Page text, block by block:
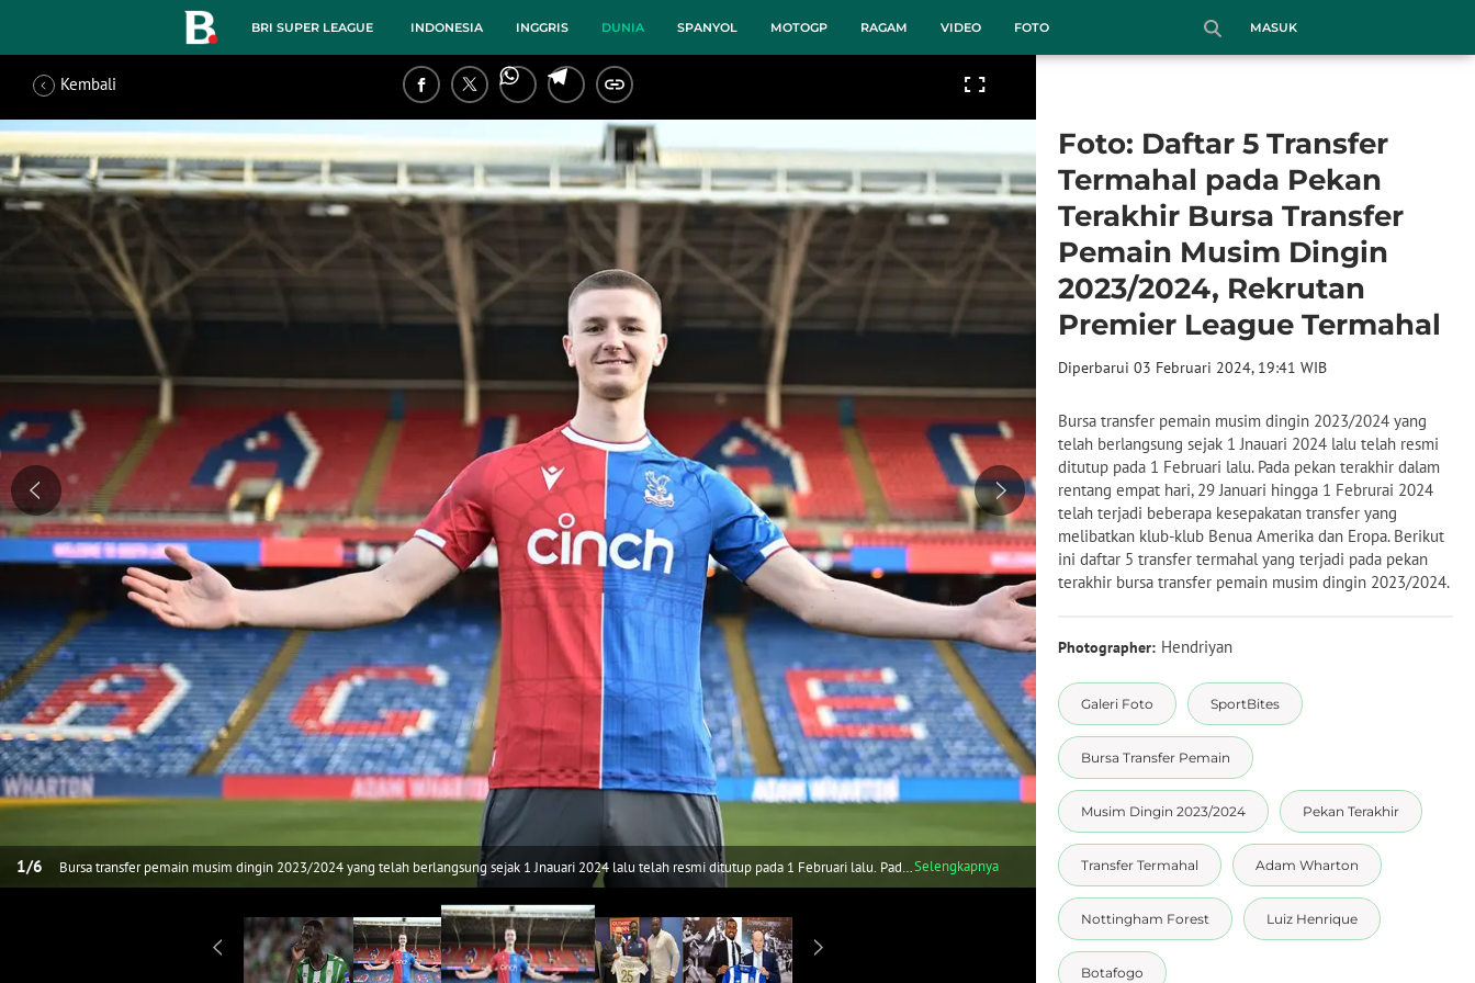
BRI SUPER LEAGUE INDONESIA INGGRIS DUNIA SPANYOL MOTOGP RAGAM VIDEO FOTO MASUK
1/6
Bursa transfer pemain musim dingin 2023/2024 yang telah berlangsung sejak 1 Jnauari 2024 lalu telah resmi ditutup pada 1 Februari lalu. Pada
pekan terakhir dalam rentang empat hari, 29 Januari hingga 1 Februrai 2024 telah terjadi beberapa kesepakatan transfer yang melibatkan klub-
klub Benua Amerika dan Eropa. Berikut ini daftar 5 transfer termahal yang terjadi pada pekan terakhir bursa transfer pemain musim dingin
Selengkapnya 1
Gelandang Belgia berusia 25 tahun, Orel Mangala
pada 1 Februari 2024 berstatus pinjaman selama setengah
setara Rp198 miliar. Peminjaman ini juga dilengkapi dengan
Foto: Daftar 5 Transfer
Termahal pada Pekan
Terakhir Bursa Transfer
Pemain Musim Dingin
2023/2024, Rekrutan
Premier League Termahal
Diperbarui 03 Februari 2024, 19:41 WIB
Bursa transfer pemain musim dingin 2023/2024 yang
telah berlangsung sejak 1 Jnauari 2024 lalu telah resmi
ditutup pada 1 Februari lalu. Pada pekan terakhir dalam
rentang empat hari, 29 Januari hingga 1 Februrai 2024
telah terjadi beberapa kesepakatan transfer yang
melibatkan klub-klub Benua Amerika dan Eropa. Berikut
ini daftar 5 transfer termahal yang terjadi pada pekan
terakhir bursa transfer pemain musim dingin 2023/2024.
Photographer: Hendriyan
Galeri Foto SportBites
Bursa Transfer Pemain
Musim Dingin 2023/2024 Pekan Terakhir
Transfer Termahal Adam Wharton
Nottingham Forest Luiz Henrique
Botafogo